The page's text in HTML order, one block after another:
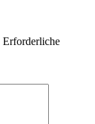
Erforderliche